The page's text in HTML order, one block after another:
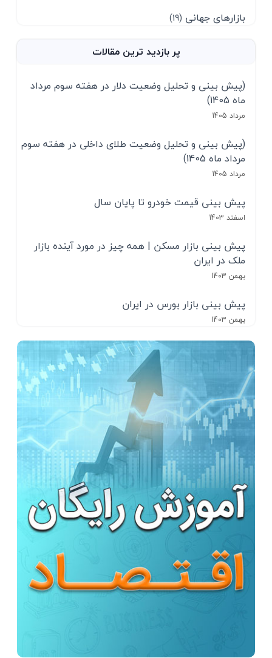
بازارهای جهانی (19)
پر بازدید ترین مقالات
(پیش بینی و تحلیل وضعیت دلار در هفته سوم مرداد
ماه 1405)
مرداد 1405
(پیش بینی و تحلیل وضعیت طلای داخلی در هفته سوم
مرداد ماه 1405)
مرداد 1405
پیش بینی قیمت خودرو تا پایان سال
اسفند 1403
پیش بینی بازار مسکن | همه چیز در مورد آینده بازار
ملک در ایران
بهمن 1403
پیش بینی بازار بورس در ایران
بهمن 1403